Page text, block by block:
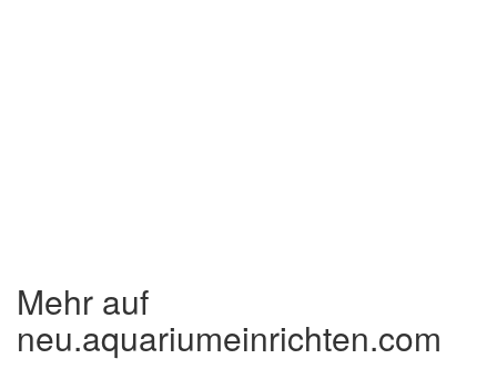
Mehr auf
neu.aquariumeinrichten.com